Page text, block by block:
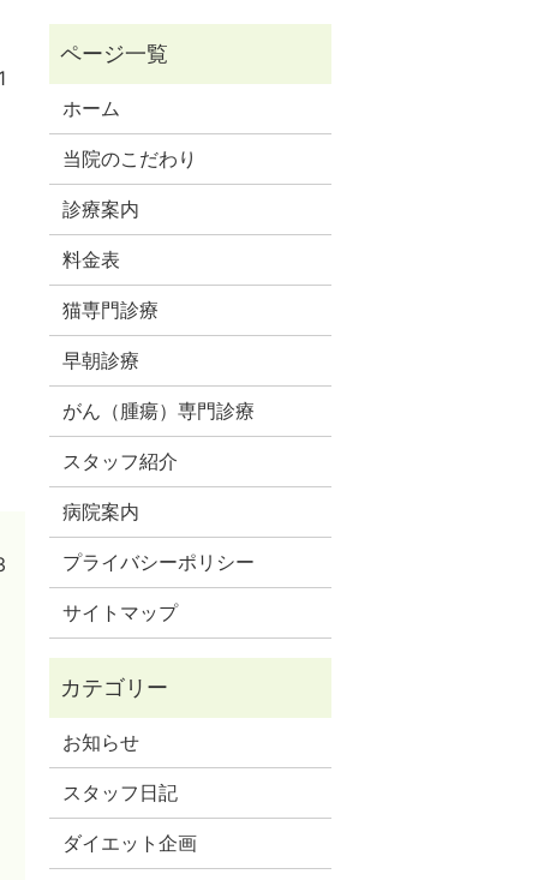
ホーム
当院のこだわり
診療案内
料金表
猫専門診療
早朝診療
がん（腫瘍）専門診療
スタッフ紹介
病院案内
プライバシーポリシー
サイトマップ
お知らせ
スタッフ日記
ダイエット企画